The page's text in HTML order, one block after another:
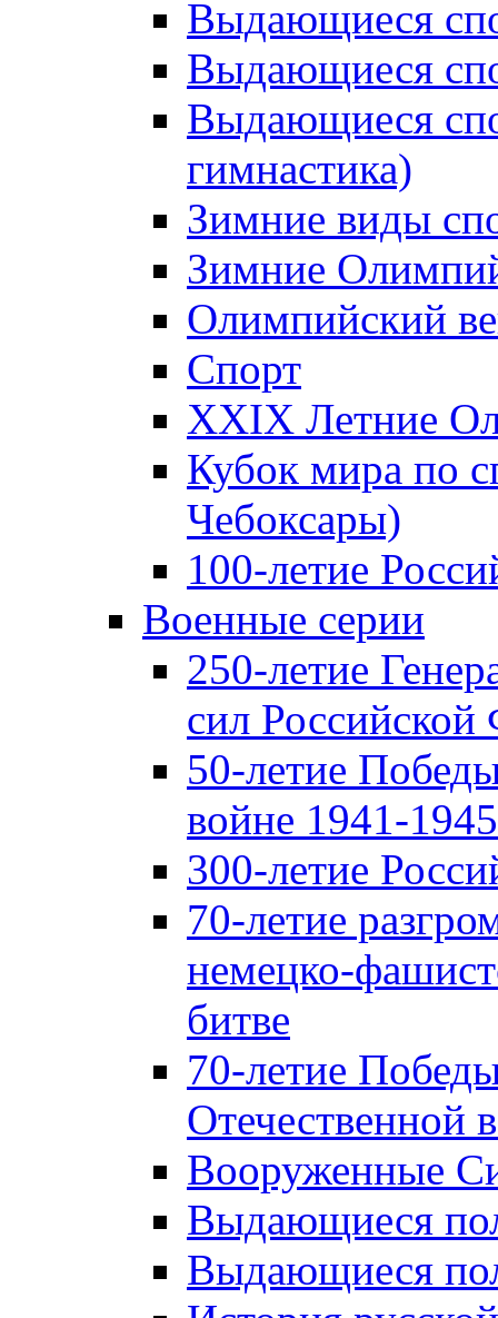
Выдающиеся
Выдающиеся
Выдающиеся
гимнастика)
Зимние виды
Зимние
Олимпийский
Спорт
XXIX Летние
Кубок мира по
Чебоксары)
100-летие
Военные серии
250-летие
сил Российской
50-летие
войне 1941-1945
300-летие
70-летие
немецко-
битве
70-летие
Отечественной
Вооруженные
Выдающиеся
Выдающиеся